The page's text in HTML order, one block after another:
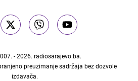
- 2026. radiosarajevo.ba.
preuzimanje sadržaja bez dozvole
izdavača.